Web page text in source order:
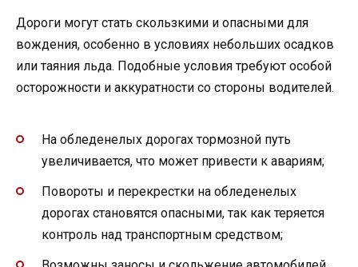
Дороги могут стать скользкими и опасными для
вождения, особенно в условиях небольших осадков
или таяния льда. Подобные условия требуют особой
осторожности и аккуратности со стороны водителей.
На обледенелых дорогах тормозной путь
увеличивается, что может привести к авариям;
Повороты и перекрестки на обледенелых
дорогах становятся опасными, так как теряется
контроль над транспортным средством;